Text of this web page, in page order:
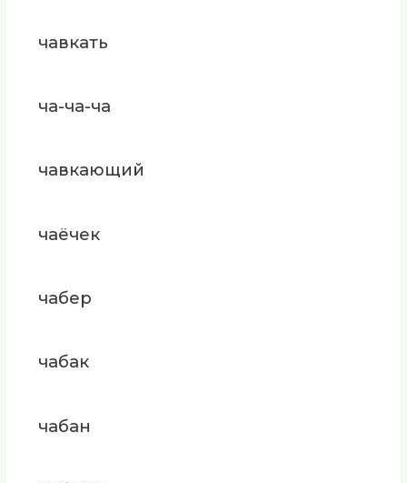
чавкать
ча-ча-ча
чавкающий
чаёчек
чабер
чабак
чабан